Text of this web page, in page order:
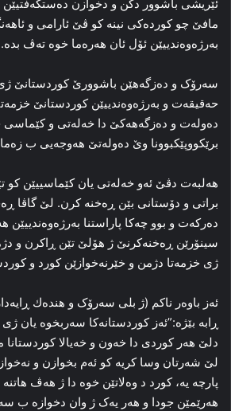
ئێریشی باشوور دکن و دخوازن
مافێ چو کورده‌کی نینە کو ڤێ‌ ئارامی و
به‌رژه‌وه‌ندییێن ئۆل ئان هه‌ره‌ما خوه‌ تەڤ بده‌.
سه‌رۆک و ده‌زگه‌هێن باشوورێ کوردستانێ
حه‌قیقه‌ت و به‌رژه‌وه‌ندییێن کوردستانێ
ده‌وله‌ت و ده‌زگه‌هه‌کێ دا‌ خه‌له‌تی و
برێکووپێکبوونا وێ ده‌وله‌تێ هه‌وجه‌یی ب
هه‌لبه‌ت دڤێ ئه‌و خه‌له‌تی یان کێماسییێن کو
برا‌تی و دۆستانی بێن ڕه‌خنه‌ کرن. لێ گاڤا
ده‌رکه‌ت و بوو چه‌کا پاراستنا
سینۆرێن ڕه‌خنه‌کرنێ ژ هۆلێ تێن ڕاکرن و
ژی خزمه‌تا دژمن و خێرنه‌خوازێن کورد و
ئه‌ز باوه‌ر ناکم (ژ بلی سه‌رۆک و هندەك
ڕابه‌ بێژه‌:”ئه‌ز کوردستانه‌کا‌ سه‌ربخوه‌ یان
دلێ هه‌ر کوردی دا‌ خه‌ون و خه‌یالا
لێ شه‌رتان وسا کریه‌ کو ئه‌م بخوازن و
هه‌رێمێن جودا و هه‌ر یه‌ک ژ وان دخوازه‌ ب